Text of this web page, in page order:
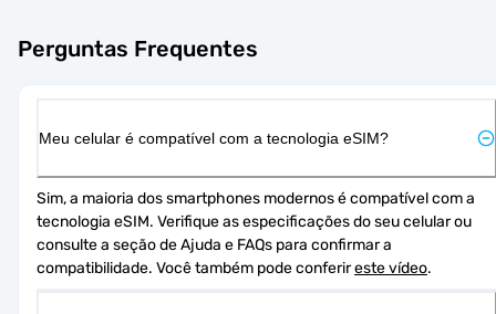
Perguntas Frequentes
Meu celular é compatível com a tecnologia eSIM?
Sim, a maioria dos smartphones modernos é compatível com a
tecnologia eSIM. Verifique as especificações do seu celular ou
consulte a seção de Ajuda e FAQs para confirmar a
compatibilidade. Você também pode conferir este vídeo.